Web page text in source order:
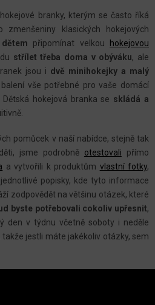
V
L
Á
D
A
C
Í
P
R
V
K
Y
V
Ý
P
S
branky, kterým se často říká
klasických hokejových
připomínat velkou
hokejovou
střílet třeba doma v obýváku, ale
jsou i dvě minihokejky a malý
vše potřebné pro vaše domácí
hokejová branka se skládá a
pomůcek v naší nabídce, stejně tak
jsme podrobně otestovali přímo
a vytvořili k produktům vlastní fotky,
popisky, kde tyto informace
zodpovědět na většinu otázek, které
byste potřebovali cokoliv upřesnit,
den v týdnu včetně soboty i neděle
jestli máte jakékoliv otázky, sem